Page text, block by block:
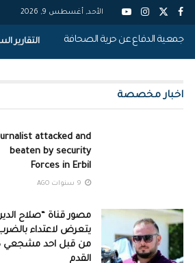
الأحد, أغسطس 9, 2026
جمعية الدفاع عن حرية الصحافة التقارير
اخبار مخصصة
attacked and
beaten by security
Forces in Erbil
مصور قناة “صلاح
يتعرض لاعتداء
من قبل احد مشجعي
القدم